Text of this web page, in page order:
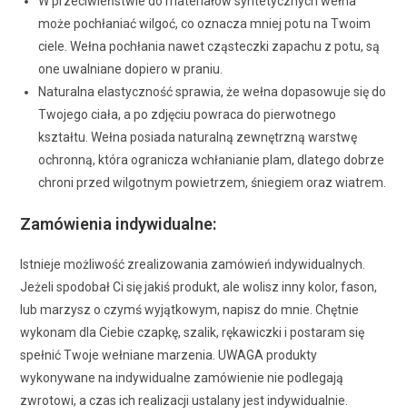
może pochłaniać wilgoć, co oznacza mniej potu na Twoim
ciele. Wełna pochłania nawet cząsteczki zapachu z potu, są
one uwalniane dopiero w praniu.
Naturalna elastyczność sprawia, że wełna dopasowuje się do
Twojego ciała, a po zdjęciu powraca do pierwotnego
kształtu. Wełna posiada naturalną zewnętrzną warstwę
ochronną, która ogranicza wchłanianie plam, dlatego dobrze
chroni przed wilgotnym powietrzem, śniegiem oraz wiatrem.
Zamówienia indywidualne:
Istnieje możliwość zrealizowania zamówień indywidualnych.
Jeżeli spodobał Ci się jakiś produkt, ale wolisz inny kolor, fason,
lub marzysz o czymś wyjątkowym, napisz do mnie. Chętnie
wykonam dla Ciebie czapkę, szalik, rękawiczki i postaram się
spełnić Twoje wełniane marzenia. UWAGA produkty
wykonywane na indywidualne zamówienie nie podlegają
zwrotowi, a czas ich realizacji ustalany jest indywidualnie.